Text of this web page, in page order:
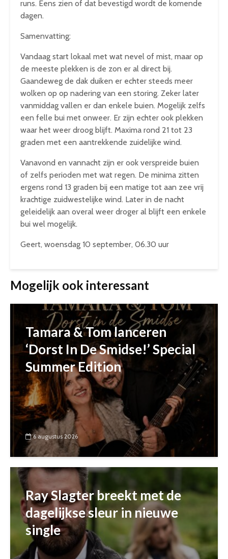
runs. Eens zien of dat bevestigd wordt de komende
dagen.
Samenvatting:
Vandaag start lokaal met wat nevel of mist, maar op
de meeste plekken is de zon er al direct bij.
Gaandeweg de dak duiken er echter steeds meer
wolken op op nadering van een storing. Zeker later
vanmiddag vallen er dan enkele buien. Mogelijk zelfs
een felle bui met onweer. Er zijn echter ook plekken
waar het weer droog blijft. Maxima rond 21 tot 23
graden met een aantrekkende zuidelijke wind.
Vanavond en vannacht zijn er ook verspreide buien
of zelfs perioden met wat regen. De minima zitten
ergens rond 13 graden bij een matige tot aan zee vrij
krachtige zuidwestelijke wind. Later in de nacht
geleidelijk aan overal weer droger al blijft een enkele
bui wel mogelijk.
Geert, woensdag 10 september, 06.30 uur
Mogelijk ook interessant
Tamara & Tom lanceren
‘Dorst In De Smidse!’ Special
Summer Edition
6 augustus 2026
Ray Slagter breekt met de
dagelijkse sleur in nieuwe
single